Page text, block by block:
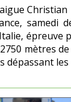
Christian
samedi
Italie, épreuve
mètres
dépassant les